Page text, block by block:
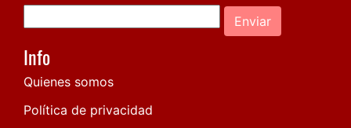
Enviar
Info
Quienes somos
Política de privacidad